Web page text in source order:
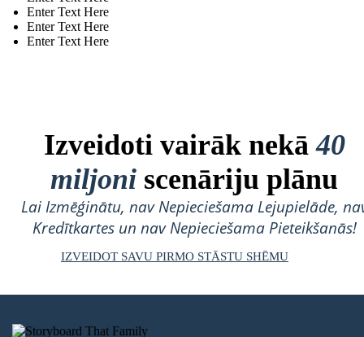
Enter Text Here
Enter Text Here
Enter Text Here
Izveidoti vairāk nekā40
miljoni scenāriju plānu
Lai Izmēģinātu, nav Nepieciešama Lejupielāde,
Kredītkartes un nav Nepieciešama Pieteikšanās!
IZVEIDOT SAVU PIRMO STĀSTU SHĒMU